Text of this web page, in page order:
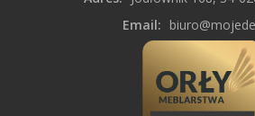
Email: